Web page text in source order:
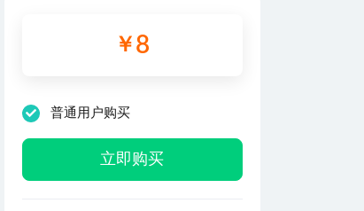
￥ 8
普通用户购买
立即购买